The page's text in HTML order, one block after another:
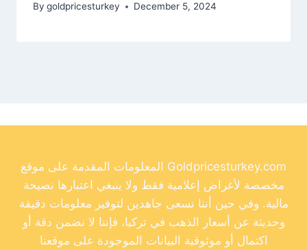
By goldpricesturkey December 5, 2024
المعلومات المقدمة على موقع Goldpricesturkey.com
مخصصة لأغراض إعلامية فقط ولا ينبغي اعتبارها نصيحة
مالية. وفي حين أننا نسعى جاهدين لتوفير معلومات دقيقة
وحديثة عن أسعار الذهب في تركيا، فإننا لا نضمن دقة أو
اكتمال أو موثوقية البيانات الموجودة على موقعنا